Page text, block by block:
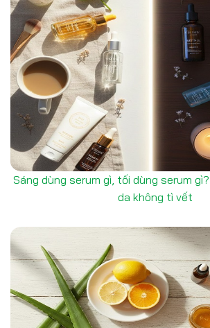
Sáng dùng serum gì, tối dùng serum
da không tì vết